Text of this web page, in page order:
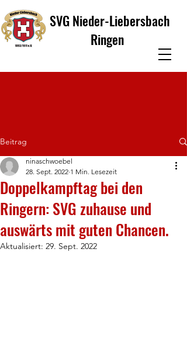
SVG Nieder-Liebersbach
Ringen
Beitrag
Doppelkampftag bei den
Ringern: SVG zuhause und
auswärts mit guten Chancen.
ninaschwoebel
28. Sept. 2022 1 Min. Lesezeit
Aktualisiert: 29. Sept. 2022